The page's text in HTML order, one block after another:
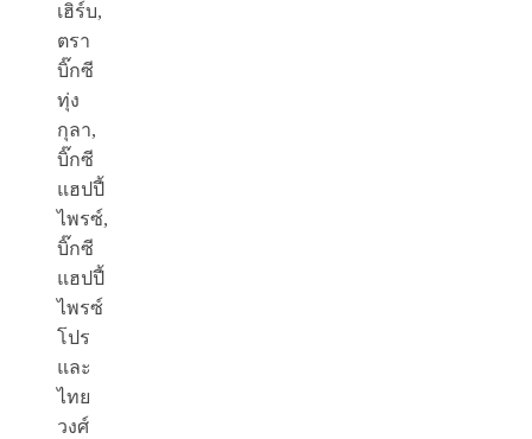
เฮิร์บ,
ตรา
บิ๊กซี
ทุ่ง
กุลา,
บิ๊กซี
แฮปปี้
ไพรซ์,
บิ๊กซี
แฮปปี้
ไพรซ์
โปร
และ
ไทย
วงศ์